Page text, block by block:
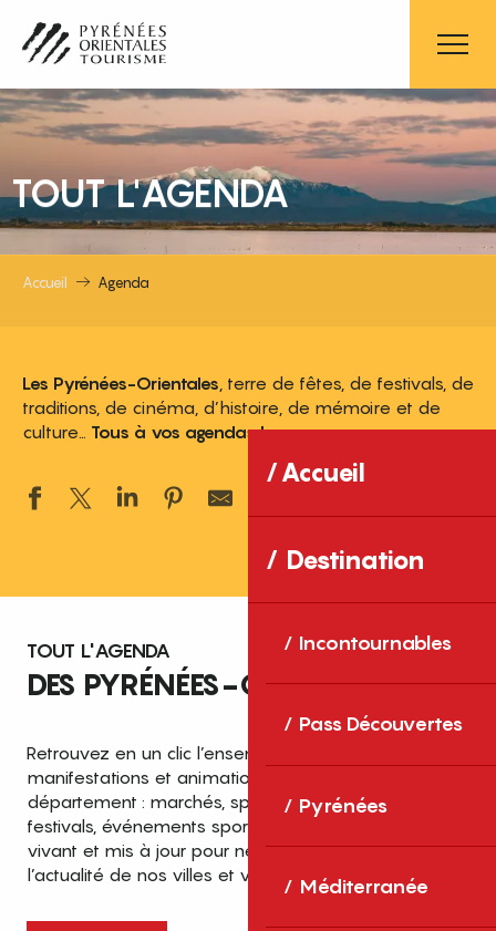
contenu
principal
Accueil
Destination
Incontournables
Pass Découvertes
Pyrénées
Méditerranée
TOUT L'AGENDA
Accueil Agenda
Les Pyrénées-Orientales , terre de fêtes, de festivals, de
traditions, de cinéma, d’histoire, de mémoire et de
culture… Tous à vos agendas !
TOUT L'AGENDA
DES PYRÉNÉES-ORIENTALES
Retrouvez en un clic l’ensemble des fêtes,
manifestations et animations recensées dans le
département : marchés, spectacles, expositions,
festivals, événements sportifs et culturels… un agenda
vivant et mis à jour pour ne rien manquer de
l’actualité de nos villes et villages.